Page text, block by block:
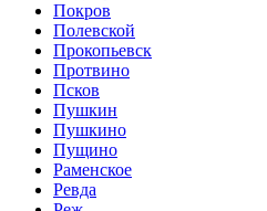
Покров
Полевской
Прокопьевск
Протвино
Псков
Пушкин
Пушкино
Пущино
Раменское
Ревда